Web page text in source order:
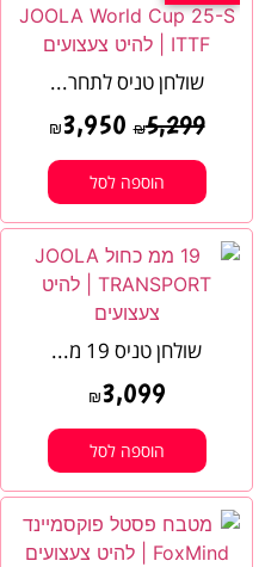
שולחן טניס לתחר...
₪5,299
₪3,950
הוספה לסל
שולחן טניס 19 מ...
₪3,099
הוספה לסל